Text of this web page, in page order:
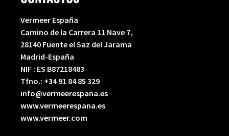
Vermeer España
Camino de la Carrera 11 Nave 7,
28140 Fuente el Saz del Jarama
Madrid-España
NIF : ES B87218483
Tfno.: +34 91 84 85 329
info@vermeerespana.es
www.vermeerespana.es
www.vermeer.com